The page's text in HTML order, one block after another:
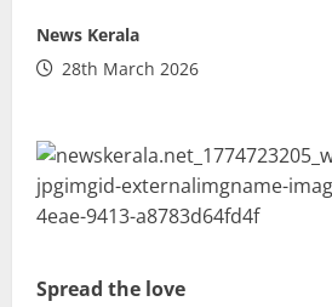
News Kerala
28th March 2026
Spread the love